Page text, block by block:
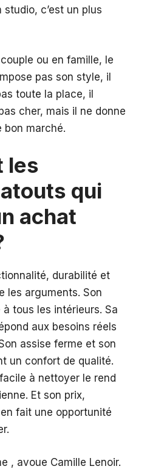
c’est un plus
ou en famille, le
pas son style, il
toute la place, il
cher, mais il ne donne
bon marché.
les
qui
achat
durabilité et
les arguments. Son
à tous les intérieurs. Sa
aux besoins réels
assise ferme et son
un confort de qualité.
à nettoyer le rend
Et son prix,
fait une opportunité
, avoue Camille Lenoir.